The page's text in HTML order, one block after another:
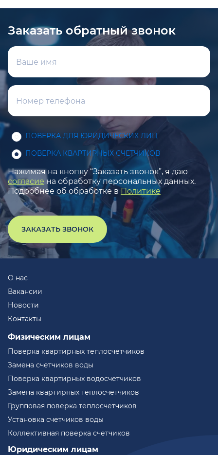
Заказать обратный звонок
ПОВЕРКА ДЛЯ ЮРИДИЧЕСКИХ ЛИЦ
ПОВЕРКА КВАРТИРНЫХ СЧЕТЧИКОВ
Нажимая на кнопку “Заказать звонок”, я даю
согласие на обработку персональных данных.
Подробнее об обработке в Политике
ЗАКАЗАТЬ ЗВОНОК
О нас
Вакансии
Новости
Контакты
Физическим лицам
Поверка квартирных теплосчетчиков
Замена счетчиков воды
Поверка квартирных водосчетчиков
Замена квартирных теплосчетчиков
Групповая поверка теплосчетчиков
Установка счетчиков воды
Коллективная поверка счетчиков
Юридическим лицам